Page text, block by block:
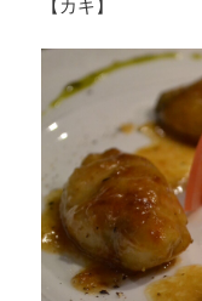
【カキ】